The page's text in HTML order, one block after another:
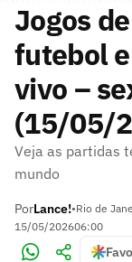
Jogos
futebol
vivo –
(15/05/
Veja as partidas
mundo
PorLance!•Rio de
15/05/202606:00